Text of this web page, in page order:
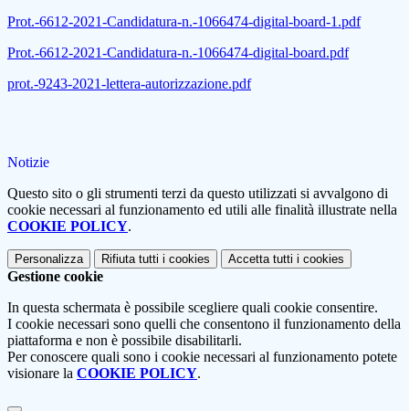
Prot.-6612-2021-Candidatura-n.-1066474-digital-board-1.pdf
Prot.-6612-2021-Candidatura-n.-1066474-digital-board.pdf
prot.-9243-2021-lettera-autorizzazione.pdf
Notizie
Questo sito o gli strumenti terzi da questo utilizzati si avvalgono di
cookie necessari al funzionamento ed utili alle finalità illustrate nella
COOKIE POLICY.
Personalizza Rifiuta tutti i cookies Accetta tutti i cookies
Gestione cookie
In questa schermata è possibile scegliere quali cookie consentire.
I cookie necessari sono quelli che consentono il funzionamento della
piattaforma e non è possibile disabilitarli.
Per conoscere quali sono i cookie necessari al funzionamento potete
visionare la COOKIE POLICY.